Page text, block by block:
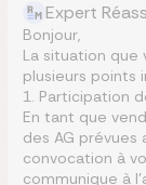
Expert
Bonjour,
La situation que
plusieurs points
1. Participation
En tant que
des AG prévues
convocation à
communique à